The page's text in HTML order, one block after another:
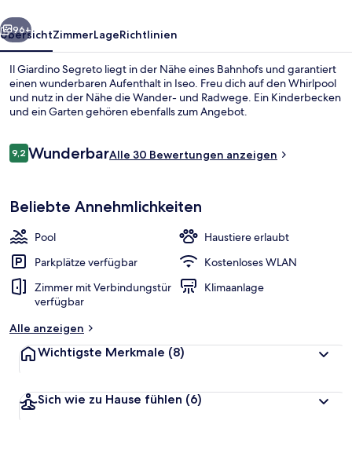
Garten
Weiter
96+
ÜbersichtZimmerLageRichtlinien
Il Giardino Segreto liegt in der Nähe eines Bahnhofs und garantiert
einen wunderbaren Aufenthalt in Iseo. Freu dich auf den Whirlpool
und nutz in der Nähe die Wander- und Radwege. Ein Kinderbecken
und ein Garten gehören ebenfalls zum Angebot.
Bewertungen
9,29,2 von 10.
WunderbarAlle 30 Bewertungen anzeigen
Beliebte Annehmlichkeiten
Pool
Haustiere erlaubt
Parkplätze verfügbar
Kostenloses WLAN
Zimmer mit Verbindungstür
verfügbar
Klimaanlage
Alle anzeigen
Wichtigste Merkmale (8)
Sich wie zu Hause fühlen (6)